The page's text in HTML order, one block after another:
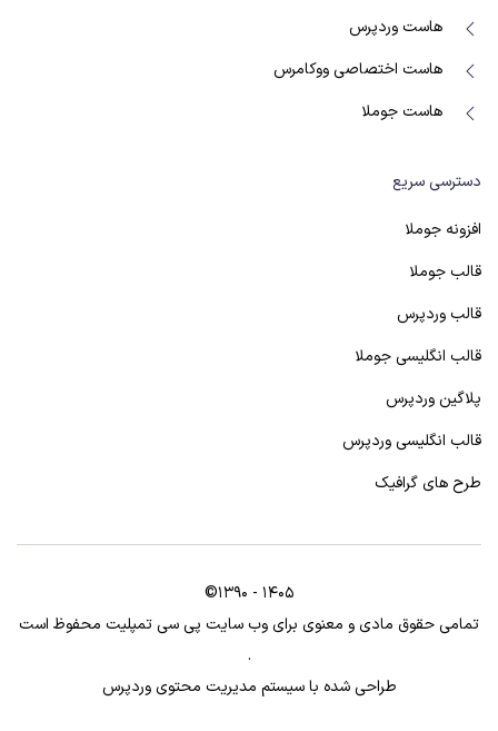
هاست وردپرس
هاست اختصاصی ووکامرس
هاست جوملا
دسترسی سریع
افزونه جوملا
قالب جوملا
قالب وردپرس
قالب انگلیسی جوملا
پلاگین وردپرس
قالب انگلیسی وردپرس
طرح های گرافیک
©1390 - 1405
تمامی حقوق مادی و معنوی برای وب سایت پی سی تمپلیت محفوظ است
.
طراحی شده با سیستم مدیریت محتوی وردپرس